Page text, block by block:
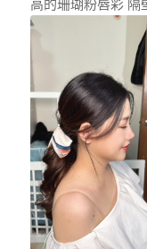
高的珊瑚粉唇彩